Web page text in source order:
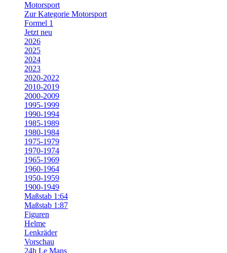
Motorsport
Zur Kategorie Motorsport
Formel 1
Jetzt neu
2026
2025
2024
2023
2020-2022
2010-2019
2000-2009
1995-1999
1990-1994
1985-1989
1980-1984
1975-1979
1970-1974
1965-1969
1960-1964
1950-1959
1900-1949
Maßstab 1:64
Maßstab 1:87
Figuren
Helme
Lenkräder
Vorschau
24h Le Mans